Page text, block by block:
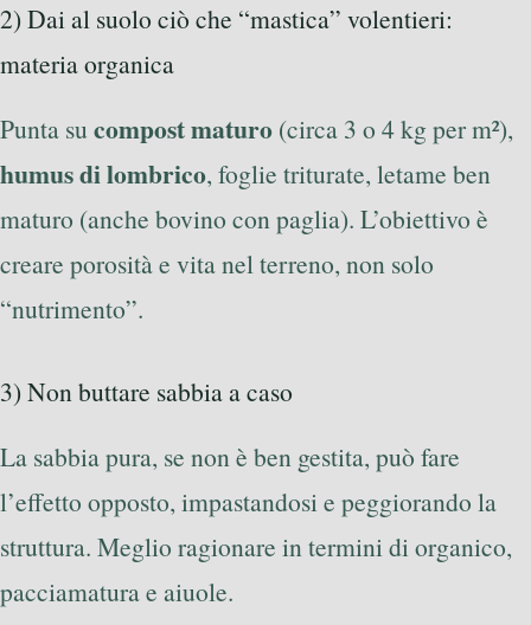
2) Dai al suolo ciò che “mastica” volentieri:
materia organica
Punta su compost maturo (circa 3 o 4 kg per m²),
humus di lombrico, foglie triturate, letame ben
maturo (anche bovino con paglia). L’obiettivo è
creare porosità e vita nel terreno, non solo
“nutrimento”.
3) Non buttare sabbia a caso
La sabbia pura, se non è ben gestita, può fare
l’effetto opposto, impastandosi e peggiorando la
struttura. Meglio ragionare in termini di organico,
pacciamatura e aiuole.